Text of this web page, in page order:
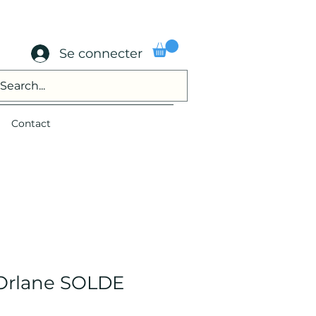
Se connecter
Contact
SOLDE